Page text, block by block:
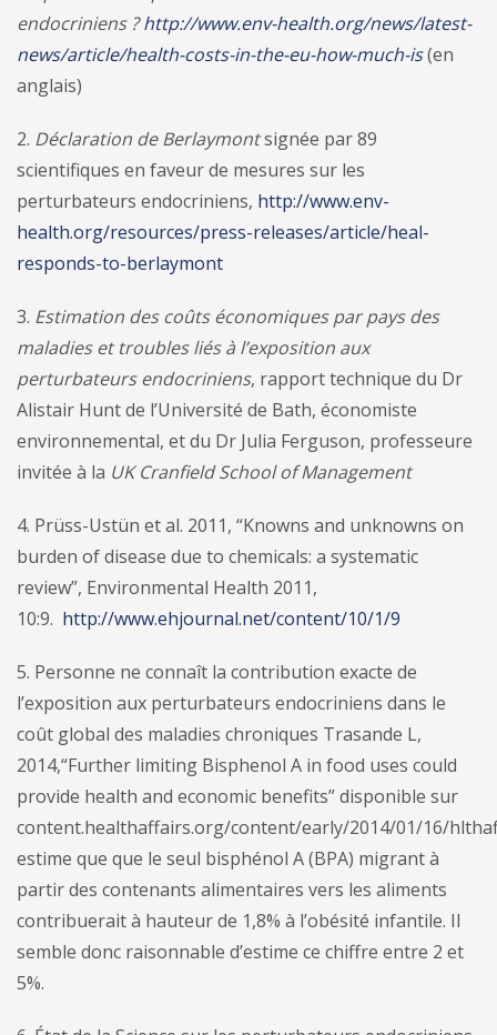
endocriniens ?http://www.env-health.org/news/latest-
news/article/health-costs-in-the-eu-how-much-is(en
anglais)
2. Déclaration de Berlaymontsignée par 89
scientifiques en faveur de mesures sur les
perturbateurs endocriniens, http://www.env-
health.org/resources/press-releases/article/heal-
responds-to-berlaymont
3. Estimation des coûts économiques par pays des
maladies et troubles liés à l’exposition aux
perturbateurs endocriniens, rapport technique du Dr
Alistair Hunt de l’Université de Bath, économiste
environnemental, et du Dr Julia Ferguson, professeure
invitée à la UK Cranfield School of Management
4. Prüss-Ustün et al. 2011, “Knowns and unknowns on
burden of disease due to chemicals: a systematic
review”, Environmental Health 2011,
10:9. http://www.ehjournal.net/content/10/1/9
5. Personne ne connaît la contribution exacte de
l’exposition aux perturbateurs endocriniens dans le
coût global des maladies chroniques Trasande L,
2014,“Further limiting Bisphenol A in food uses could
provide health and economic benefits” disponible sur
content.healthaffairs.org/content/early/2014/01/16/
estime que que le seul bisphénol A (BPA) migrant à
partir des contenants alimentaires vers les aliments
contribuerait à hauteur de 1,8% à l’obésité infantile. Il
semble donc raisonnable d’estime ce chiffre entre 2 et
5%.